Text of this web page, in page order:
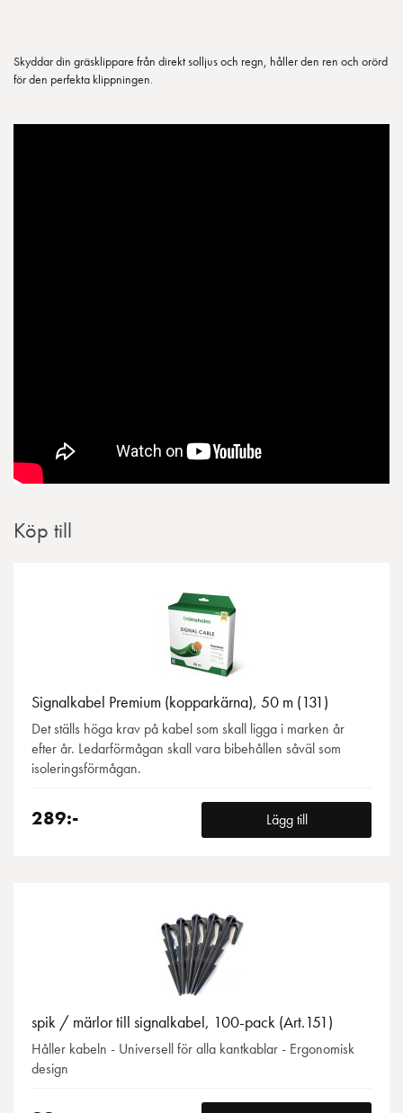
Skyddar din gräsklippare från direkt solljus och regn, håller den ren och orörd
för den perfekta klippningen.
Köp till
Signalkabel Premium (kopparkärna), 50 m (131)
Det ställs höga krav på kabel som skall ligga i marken år
efter år. Ledarförmågan skall vara bibehållen såväl som
isoleringsförmågan.
289:- Lägg till
spik / märlor till signalkabel, 100-pack (Art.151)
Håller kabeln - Universell för alla kantkablar - Ergonomisk
design